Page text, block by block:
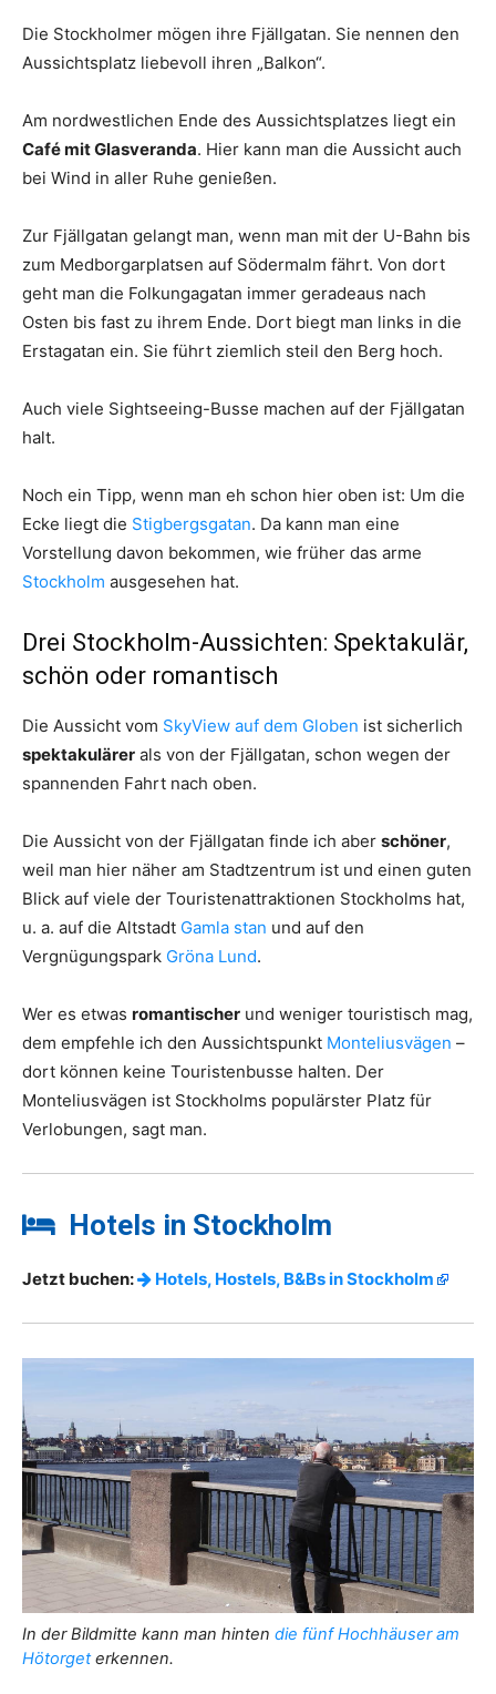
Die Stockholmer mögen ihre Fjällgatan. Sie nennen den
Aussichtsplatz liebevoll ihren „Balkon“.
Am nordwestlichen Ende des Aussichtsplatzes liegt ein
Café mit Glasveranda. Hier kann man die Aussicht auch
bei Wind in aller Ruhe genießen.
Zur Fjällgatan gelangt man, wenn man mit der U-Bahn bis
zum Medborgarplatsen auf Södermalm fährt. Von dort
geht man die Folkungagatan immer geradeaus nach
Osten bis fast zu ihrem Ende. Dort biegt man links in die
Erstagatan ein. Sie führt ziemlich steil den Berg hoch.
Auch viele Sightseeing-Busse machen auf der Fjällgatan
halt.
Noch ein Tipp, wenn man eh schon hier oben ist: Um die
Ecke liegt die Stigbergsgatan. Da kann man eine
Vorstellung davon bekommen, wie früher das arme
Stockholm ausgesehen hat.
Drei Stockholm-Aussichten: Spektakulär,
schön oder romantisch
Die Aussicht vom SkyView auf dem Globen ist sicherlich
spektakulärer als von der Fjällgatan, schon wegen der
spannenden Fahrt nach oben.
Die Aussicht von der Fjällgatan finde ich aber schöner,
weil man hier näher am Stadtzentrum ist und einen guten
Blick auf viele der Touristenattraktionen Stockholms hat,
u. a. auf die Altstadt Gamla stan und auf den
Vergnügungspark Gröna Lund.
Wer es etwas romantischer und weniger touristisch mag,
dem empfehle ich den Aussichtspunkt Monteliusvägen –
dort können keine Touristenbusse halten. Der
Monteliusvägen ist Stockholms populärster Platz für
Verlobungen, sagt man.
Hotels in Stockholm
Jetzt buchen: Hotels, Hostels, B&Bs in Stockholm
In der Bildmitte kann man hinten die fünf Hochhäuser am
Hötorgeterkennen.